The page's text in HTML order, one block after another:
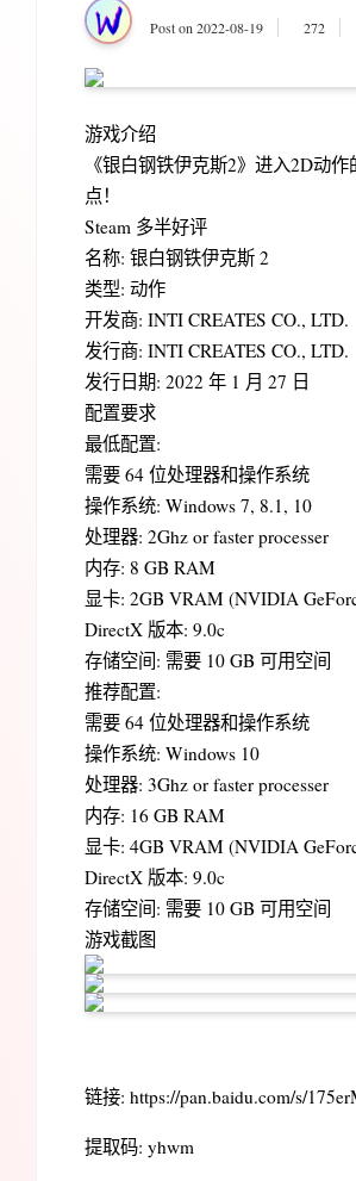
Post on 2022-08-19 272
游戏介绍
《银白钢铁伊克斯2》进入2D动
点！
Steam 多半好评
名称: 银白钢铁伊克斯 2
类型: 动作
开发商: INTI CREATES CO., LTD.
发行商: INTI CREATES CO., LTD.
发行日期: 2022 年 1 月 27 日
配置要求
最低配置:
需要 64 位处理器和操作系统
操作系统: Windows 7, 8.1, 10
处理器: 2Ghz or faster processer
内存: 8 GB RAM
显卡: 2GB VRAM (NVIDIA
DirectX 版本: 9.0c
存储空间: 需要 10 GB 可用空间
推荐配置:
需要 64 位处理器和操作系统
操作系统: Windows 10
处理器: 3Ghz or faster processer
内存: 16 GB RAM
显卡: 4GB VRAM (NVIDIA
DirectX 版本: 9.0c
存储空间: 需要 10 GB 可用空间
游戏截图
链接: https://pan.baidu.com/s/
提取码: yhwm